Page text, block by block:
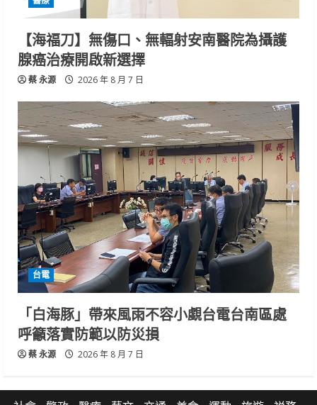
【海福刀】無傷口、無輻射安南醫院為攝護
腺癌治療開啟新選擇
蔡 永源 2026 年 8 月 7 日
台電
「白海豚」帶來風雨不容小覷台電台南區處
呼籲落實防範以防災損
蔡 永源 2026 年 8 月 7 日